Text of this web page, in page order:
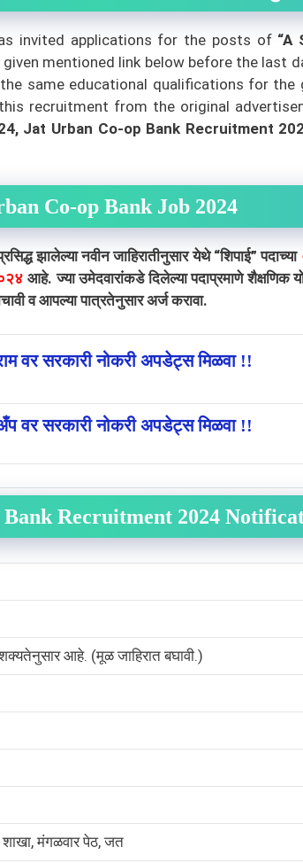
invited applications for the posts of “A
mentioned link below before the
same educational qualifications for
recruitment from the original
Jat Urban Co-op Bank Recruitment
Co-op Bank Job 2024
नवीन जाहिरातीनुसार येथे “शिपाई” पदाच्या
आहे. ज्या उमेदवारांकडे दिलेल्या पदाप्रमाणे
व आपल्या पात्रतेनुसार अर्ज करावा.
वर सरकारी नोकरी अपडेट्स मिळवा !!
वर सरकारी नोकरी अपडेट्स मिळवा !!
Recruitment 2024
आहे. (मूळ जाहिरात बघावी.)
मंगळवार पेठ, जत